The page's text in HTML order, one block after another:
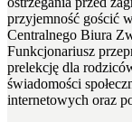
przyjemność gościć
Centralnego Biura
Funkcjonariusz
prelekcję dla
świadomości
internetowych oraz